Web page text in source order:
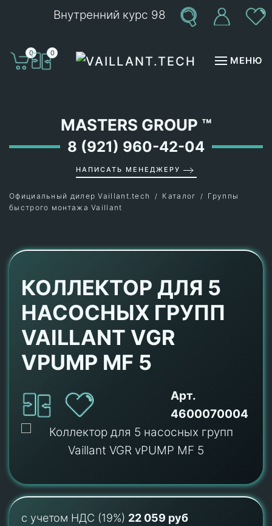
Внутренний курс 98
0 0
МЕНЮ
MASTERS GROUP ™
8 (921) 960-42-04
НАПИСАТЬ МЕНЕДЖЕРУ
Официальный дилер Vaillant.tech Каталог
Группы
быстрого монтажа Vaillant
КОЛЛЕКТОР ДЛЯ 5
НАСОСНЫХ ГРУПП
VAILLANT VGR
VPUMP MF 5
Арт.
4600070004
с учетом НДС (19%) 22 059 руб